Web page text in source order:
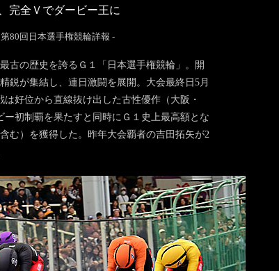
完全Ｖでダービー王に
80回日本選手権競輪詳報 -
古の歴史を誇るＧ１「日本選手権競輪」。開
鋭が集結し、連日激闘を展開。大会最終日5月
好位から直線抜け出した古性優作（大阪・
ー初制覇を果たすと同時にＧ１史上最高額とな
む）を獲得した。昨年大会覇者の吉田拓矢が2